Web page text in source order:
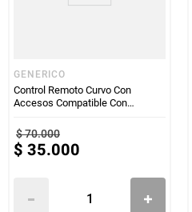
GENERICO
Control Remoto Curvo Con
Accesos Compatible Con
$70.000
$ 35.000